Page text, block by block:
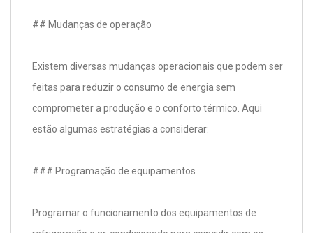
## Mudanças de operação
Existem diversas mudanças operacionais que podem ser
feitas para reduzir o consumo de energia sem
comprometer a produção e o conforto térmico. Aqui
estão algumas estratégias a considerar:
### Programação de equipamentos
Programar o funcionamento dos equipamentos de